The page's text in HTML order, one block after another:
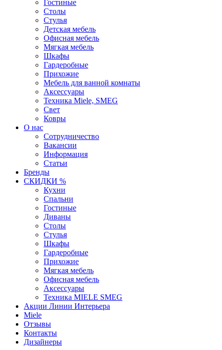
Гостиные
Столы
Стулья
Детская мебель
Офисная мебель
Мягкая мебель
Шкафы
Гардеробные
Прихожие
Мебель для ванной комнаты
Аксессуары
Техника Miele, SMEG
Свет
Ковры
О нас
Сотрудничество
Вакансии
Информация
Статьи
Бренды
СКИДКИ %
Кухни
Спальни
Гостиные
Диваны
Столы
Стулья
Шкафы
Гардеробные
Прихожие
Мягкая мебель
Офисная мебель
Аксессуары
Техника MIELE SMEG
Акции Линии Интерьера
Miele
Отзывы
Контакты
Дизайнеры